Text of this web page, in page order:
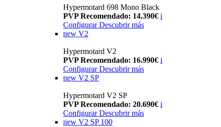
Hypermotard 698 Mono Black
PVP Recomendado: 14.390€ i
Configurar Descubrir más
new V2
Hypermotard V2
PVP Recomendado: 16.990€ i
Configurar Descubrir más
new V2 SP
Hypermotard V2 SP
PVP Recomendado: 20.690€ i
Configurar Descubrir más
new V2 SP 100